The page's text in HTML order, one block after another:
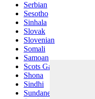
Serbian
Sesotho
Sinhala
Slovak
Slovenian
Somali
Samoan
Scots Gaelic
Shona
Sindhi
Sundanese